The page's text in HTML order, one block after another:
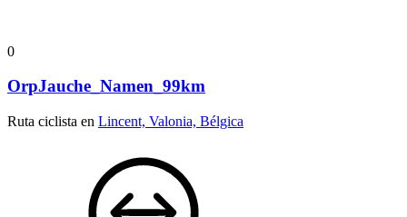
0
OrpJauche_Namen_99km
Ruta ciclista en Lincent, Valonia, Bélgica